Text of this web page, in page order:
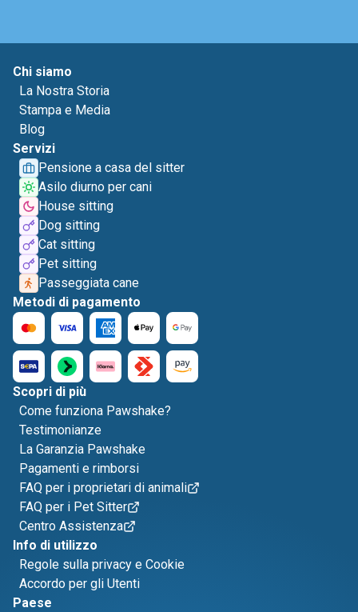
Chi siamo
La Nostra Storia
Stampa e Media
Blog
Servizi
Pensione a casa del sitter
Asilo diurno per cani
House sitting
Dog sitting
Cat sitting
Pet sitting
Passeggiata cane
Metodi di pagamento
Scopri di più
Come funziona Pawshake?
Testimonianze
La Garanzia Pawshake
Pagamenti e rimborsi
FAQ per i proprietari di animali
FAQ per i Pet Sitter
Centro Assistenza
Info di utilizzo
Regole sulla privacy e Cookie
Accordo per gli Utenti
Paese